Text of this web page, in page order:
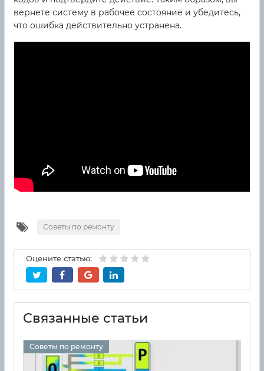
вернете систему в рабочее состояние и убедитесь,
что ошибка действительно устранена.
Советы по ремонту
Оцените статью:
Связанные статьи
Советы по ремонту